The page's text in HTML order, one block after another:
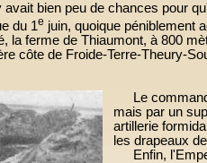
bien peu de chances pour
du 1e juin, quoique péniblement
la ferme de Thiaumont, à 800
côte de Froide-Terre-Theury-
Le
mais par un
artillerie
les drapeaux
Enfin,